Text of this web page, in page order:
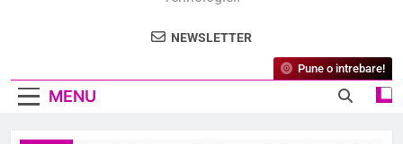
NEWSLETTER
MENU
Pune o intrebare!